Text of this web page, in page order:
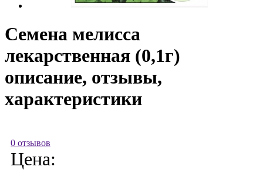
Семена мелисса
лекарственная (0,1г)
описание, отзывы,
характеристики
0 отзывов
Цена: